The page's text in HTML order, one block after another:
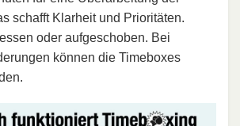
schafft Klarheit und Prioritäten.
oder aufgeschoben. Bei
können die Timeboxes